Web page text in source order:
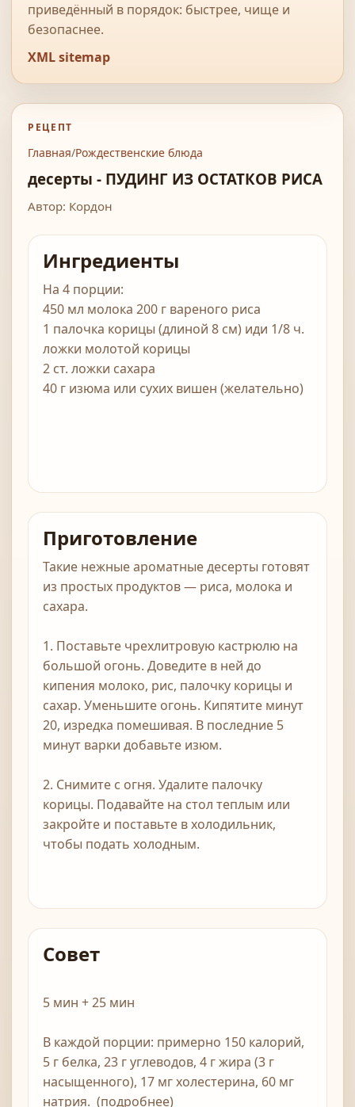
приведённый в порядок: быстрее, чище и
безопаснее.
XML sitemap
РЕЦЕПТ
Главная/Рождественские блюда
десерты - ПУДИНГ ИЗ ОСТАТКОВ РИСА
Автор: Кордон
Ингредиенты
На 4 порции:
450 мл молока 200 г вареного риса
1 палочка корицы (длиной 8 см) иди 1/8 ч.
ложки молотой корицы
2 ст. ложки сахара
40 г изюма или сухих вишен (желательно)
Приготовление
Такие нежные ароматные десерты готовят
из простых продуктов — риса, молока и
сахара.
1. Поставьте чрехлитровую кастрюлю на
большой огонь. Доведите в ней до
кипения молоко, рис, палочку корицы и
сахар. Уменьшите огонь. Кипятите минут
20, изредка помешивая. В последние 5
минут варки добавьте изюм.
2. Снимите с огня. Удалите палочку
корицы. Подавайте на стол теплым или
закройте и поставьте в холодильник,
чтобы подать холодным.
Совет
5 мин + 25 мин
В каждой порции: примерно 150 калорий,
5 г белка, 23 г углеводов, 4 г жира (3 г
насыщенного), 17 мг холестерина, 60 мг
натрия. (подробнее)